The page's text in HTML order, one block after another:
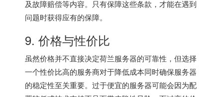
及故障赔偿等内容。只有保障这些条款，才能在遇到
问题时获得应有的保障。
9. 价格与性价比
虽然价格并不直接决定荷兰服务器的可靠性，但选择
一个性价比高的服务商对于降低成本同时确保服务器
的稳定性至关重要。过于便宜的服务器可能会因为配